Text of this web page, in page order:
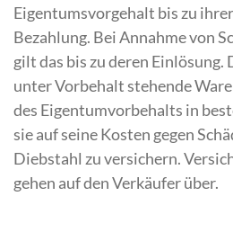
Eigentumsvorgehalt bis zu
Bezahlung. Bei Annahme von
gilt das bis zu deren Einlösung.
unter Vorbehalt stehende
des Eigentumvorbehalts in
sie auf seine Kosten gegen
Diebstahl zu versichern.
gehen auf den Verkäufer über.